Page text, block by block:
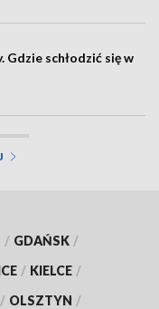
Gdzie schłodzić się w
/ GDAŃSK /
/ KIELCE /
/ OLSZTYN /